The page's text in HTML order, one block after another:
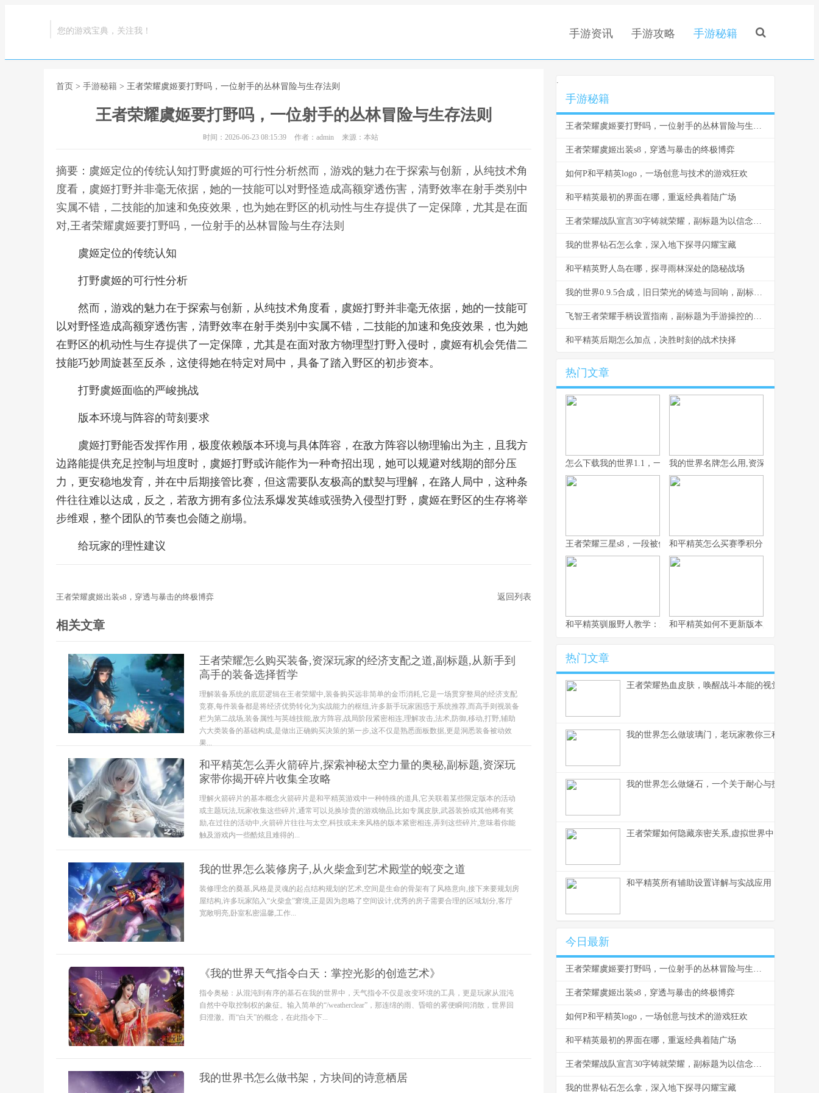
您的游戏宝典，关注我！ 手游资讯 手游攻略 手游秘籍
首页 > 手游秘籍 > 王者荣耀虞姬要打野吗，一位射手的丛林冒险与生存法则
王者荣耀虞姬要打野吗，一位射手的丛林冒险与生存法则
时间：2026-06-23 08:15:39 作者：admin 来源：本站
摘要：虞姬定位的传统认知打野虞姬的可行性分析然而，游戏的魅力在于探索与创新，从纯技术角
度看，虞姬打野并非毫无依据，她的一技能可以对野怪造成高额穿透伤害，清野效率在射手类别中
实属不错，二技能的加速和免疫效果，也为她在野区的机动性与生存提供了一定保障，尤其是在面
对,王者荣耀虞姬要打野吗，一位射手的丛林冒险与生存法则
虞姬定位的传统认知
打野虞姬的可行性分析
然而，游戏的魅力在于探索与创新，从纯技术角度看，虞姬打野并非毫无依据，她的一技能可
以对野怪造成高额穿透伤害，清野效率在射手类别中实属不错，二技能的加速和免疫效果，也为她
在野区的机动性与生存提供了一定保障，尤其是在面对敌方物理型打野入侵时，虞姬有机会凭借二
技能巧妙周旋甚至反杀，这使得她在特定对局中，具备了踏入野区的初步资本。
打野虞姬面临的严峻挑战
版本环境与阵容的苛刻要求
虞姬打野能否发挥作用，极度依赖版本环境与具体阵容，在敌方阵容以物理输出为主，且我方
边路能提供充足控制与坦度时，虞姬打野或许能作为一种奇招出现，她可以规避对线期的部分压
力，更安稳地发育，并在中后期接管比赛，但这需要队友极高的默契与理解，在路人局中，这种条
件往往难以达成，反之，若敌方拥有多位法系爆发英雄或强势入侵型打野，虞姬在野区的生存将举
步维艰，整个团队的节奏也会随之崩塌。
给玩家的理性建议
王者荣耀虞姬出装s8，穿透与暴击的终极博弈 返回列表
相关文章
王者荣耀怎么购买装备,资深玩家的经济支配之道,副标题,从新手到
高手的装备选择哲学
理解装备系统的底层逻辑在王者荣耀中,装备购买远非简单的金币消耗,它是一场贯穿整局的经济支配
竞赛,每件装备都是将经济优势转化为实战能力的枢纽,许多新手玩家困惑于系统推荐,而高手则视装备
栏为第二战场,装备属性与英雄技能,敌方阵容,战局阶段紧密相连,理解攻击,法术,防御,移动,打野,辅助
六大类装备的基础构成,是做出正确购买决策的第一步,这不仅是熟悉面板数据,更是洞悉装备被动效
果...
和平精英怎么弄火箭碎片,探索神秘太空力量的奥秘,副标题,资深玩
家带你揭开碎片收集全攻略
理解火箭碎片的基本概念火箭碎片是和平精英游戏中一种特殊的道具,它关联着某些限定版本的活动
或主题玩法,玩家收集这些碎片,通常可以兑换珍贵的游戏物品,比如专属皮肤,武器装扮或其他稀有奖
励,在过往的活动中,火箭碎片往往与太空,科技或未来风格的版本紧密相连,弄到这些碎片,意味着你能
触及游戏内一些酷炫且难得的...
我的世界怎么装修房子,从火柴盒到艺术殿堂的蜕变之道
装修理念的奠基,风格是灵魂的起点结构规划的艺术,空间是生命的骨架有了风格意向,接下来要规划房
屋结构,许多玩家陷入“火柴盒”窘境,正是因为忽略了空间设计,优秀的房子需要合理的区域划分,客厅
宽敞明亮,卧室私密温馨,工作...
《我的世界天气指令白天：掌控光影的创造艺术》
指令奥秘：从混沌到有序的基石在我的世界中，天气指令不仅是改变环境的工具，更是玩家从混沌
自然中夺取控制权的象征。输入简单的“/weatherclear”，那连绵的雨、昏暗的雾便瞬间消散，世界回
归澄澈。而“白天”的概念，在此指令下...
我的世界书怎么做书架，方块间的诗意栖居
.
手游秘籍
王者荣耀虞姬要打野吗，一位射手的丛林冒险与生存法则
王者荣耀虞姬出装s8，穿透与暴击的终极博弈
如何P和平精英logo，一场创意与技术的游戏狂欢
和平精英最初的界面在哪，重返经典着陆广场
王者荣耀战队宣言30字铸就荣耀，副标题为以信念为刃以团队为盾
我的世界钻石怎么拿，深入地下探寻闪耀宝藏
和平精英野人岛在哪，探寻雨林深处的隐秘战场
我的世界0.9.5合成，旧日荣光的铸造与回响，副标题，一段被遗忘的创造史诗
飞智王者荣耀手柄设置指南，副标题为手游操控的终极进化
和平精英后期怎么加点，决胜时刻的战术抉择
热门文章
怎么下载我的世界1.1，一段复古版本的获取之旅
我的世界名牌怎么用,资深玩家的生存与
王者荣耀三星s8，一段被低估的传奇赛季和平精英怎么买赛季积分，老玩家省钱
和平精英驯服野人教学：从对峙到并肩作战的终极指南，副标题：
和平精英如何不更新版本,一场关于游
热门文章
王者荣耀热血皮肤，唤醒战斗本能的视觉盛宴，副
我的世界怎么做玻璃门，老玩家教你三种实用方案
我的世界怎么做燧石，一个关于耐心与技巧的挖掘
王者荣耀如何隐藏亲密关系,虚拟世界中的情感帷幕
和平精英所有辅助设置详解与实战应用，副标题为
今日最新
王者荣耀虞姬要打野吗，一位射手的丛林冒险与生存法则
王者荣耀虞姬出装s8，穿透与暴击的终极博弈
如何P和平精英logo，一场创意与技术的游戏狂欢
和平精英最初的界面在哪，重返经典着陆广场
王者荣耀战队宣言30字铸就荣耀，副标题为以信念为刃以团队为盾
我的世界钻石怎么拿，深入地下探寻闪耀宝藏